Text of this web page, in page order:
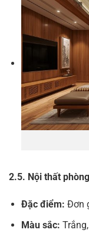
2.5. Nội thất
Đặc điểm: Đơn
Màu sắc: